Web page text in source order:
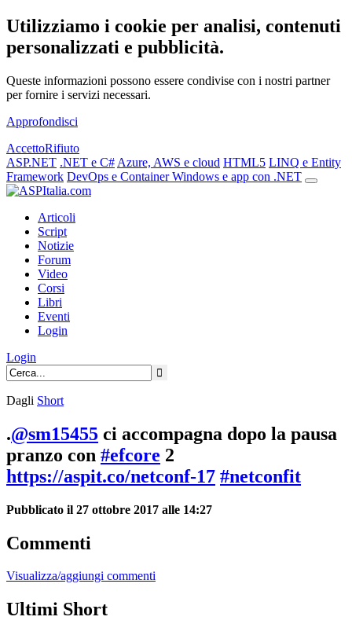
Utilizziamo i cookie per analisi, contenuti
personalizzati e pubblicità.
Queste informazioni possono essere condivise con i nostri partner
per fornire i servizi necessari.
Approfondisci
AccettoRifiuto
ASP.NET .NET e C# Azure, AWS e cloud HTML5 LINQ e Entity
Framework DevOps e ContainerWindows e app con .NET
Articoli
Script
Notizie
Forum
Video
Corsi
Libri
Eventi
Login
Login
Dagli Short
.@sm15455 ci accompagna dopo la pausa
pranzo con #efcore 2
https://aspit.co/netconf-17 #netconfit
Pubblicato il 27 ottobre 2017 alle 14:27
Commenti
Visualizza/aggiungi commenti
Ultimi Short